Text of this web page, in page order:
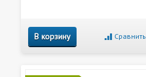
В корзину Сравнить